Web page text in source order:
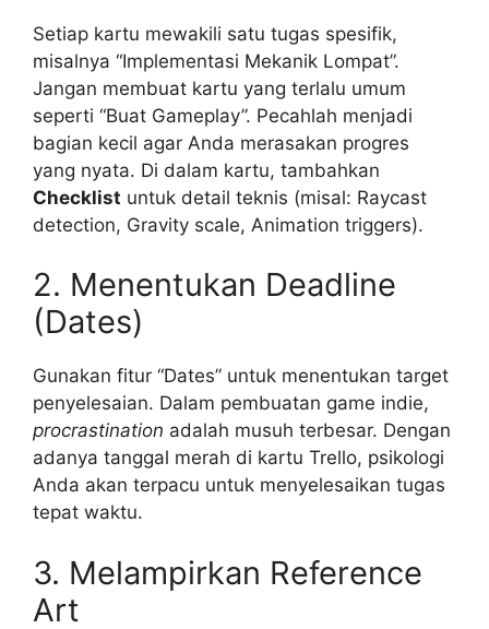
Setiap kartu mewakili satu tugas spesifik,
misalnya “Implementasi Mekanik Lompat”.
Jangan membuat kartu yang terlalu umum
seperti “Buat Gameplay”. Pecahlah menjadi
bagian kecil agar Anda merasakan progres
yang nyata. Di dalam kartu, tambahkan
Checklist untuk detail teknis (misal: Raycast
detection, Gravity scale, Animation triggers).
2. Menentukan Deadline
(Dates)
Gunakan fitur “Dates” untuk menentukan target
penyelesaian. Dalam pembuatan game indie,
procrastination adalah musuh terbesar. Dengan
adanya tanggal merah di kartu Trello, psikologi
Anda akan terpacu untuk menyelesaikan tugas
tepat waktu.
3. Melampirkan Reference
Art